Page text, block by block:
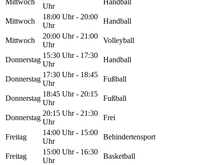
Uhr
Mittwoch
18:00 Uhr - 20:00
Uhr
Handball
Mittwoch
20:00 Uhr - 21:00
Uhr
Volleyball
Donnerstag
15:30 Uhr - 17:30
Uhr
Handball
Donnerstag
17:30 Uhr - 18:45
Uhr
Fußball
Donnerstag
18:45 Uhr - 20:15
Uhr
Fußball
Donnerstag
20:15 Uhr - 21:30
Uhr
Frei
Freitag
14:00 Uhr - 15:00
Uhr
Behindertensport
Freitag
15:00 Uhr - 16:30
Uhr
Basketball